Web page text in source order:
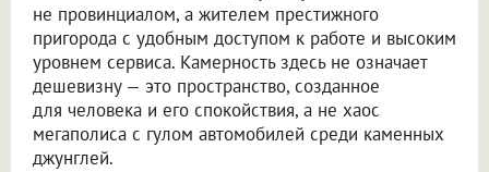
не провинциалом, а жителем престижного
пригорода с удобным доступом к работе и высоким
уровнем сервиса. Камерность здесь не означает
дешевизну — это пространство, созданное
для человека и его спокойствия, а не хаос
мегаполиса с гулом автомобилей среди каменных
джунглей.